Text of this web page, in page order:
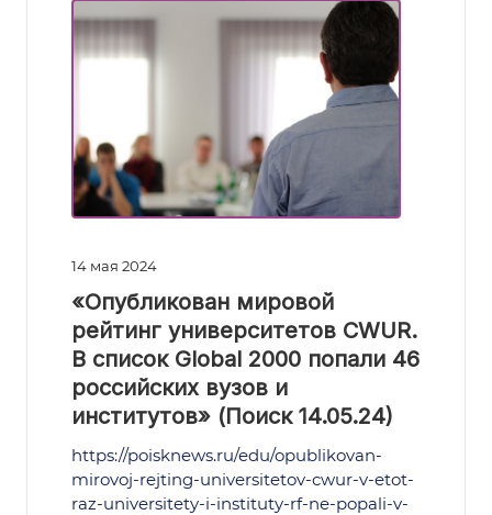
14 мая 2024
«Опубликован мировой
рейтинг университетов CWUR.
В список Global 2000 попали 46
российских вузов и
институтов» (Поиск 14.05.24)
https://poisknews.ru/edu/opublikovan-
mirovoj-rejting-universitetov-cwur-v-etot-
raz-universitety-i-instituty-rf-ne-popali-v-